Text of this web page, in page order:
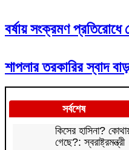
বর্ষায় সংক্রমণ প্রতিরোধে
শাপলার তরকারির স্বাদ
সর্বশেষ
কিসের হাসিনা?
গেছে?: স্বরাষ্ট্রমন্ত্রী